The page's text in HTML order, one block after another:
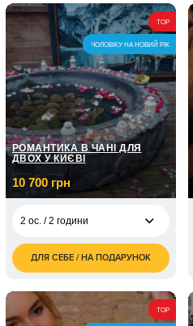
TOP
ЧОЛОВІКУ НА НОВИЙ РІК
РОМАНТИКА В ЧАНІ ДЛЯ
ДВОХ У КИЄВІ
10 700 грн
2 ос. / 2 години
10 700
грн
ДЛЯ СЕБЕ / НА ПОДАРУНОК
TOP